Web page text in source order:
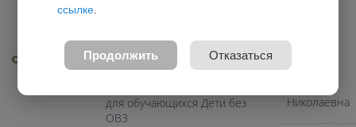
Направление:
Художественное
для обучающихся Дети без
ОВЗ
Николаевна
ссылке
Продолжить Отказаться